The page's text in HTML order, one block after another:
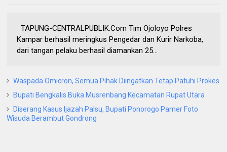
TAPUNG-CENTRALPUBLIK.Com Tim Ojoloyo Polres
Kampar berhasil meringkus Pengedar dan Kurir Narkoba,
dari tangan pelaku berhasil diamankan 25...
Waspada Omicron, Semua Pihak Diingatkan Tetap Patuhi Prokes
Bupati Bengkalis Buka Musrenbang Kecamatan Rupat Utara
Diserang Kasus Ijazah Palsu, Bupati Ponorogo Pamer Foto
Wisuda Berambut Gondrong